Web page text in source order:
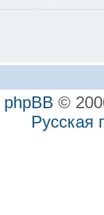
phpBB ©
Русская